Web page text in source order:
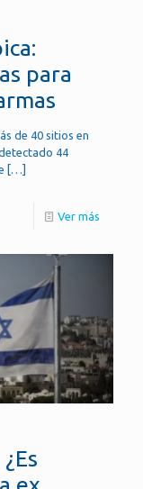
para
de 40 sitios en
44
[…]
Ver más